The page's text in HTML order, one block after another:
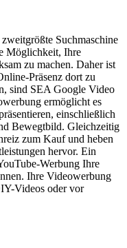
Suchmaschine
Möglichkeit, Ihre
zu machen. Daher ist
Präsenz dort zu
sind SEA Google Video
ermöglicht es
einschließlich
Bewegtbild. Gleichzeitig
zum Kauf und heben
hervor. Ein
Werbung Ihre
Ihre Videowerbung
Videos oder vor